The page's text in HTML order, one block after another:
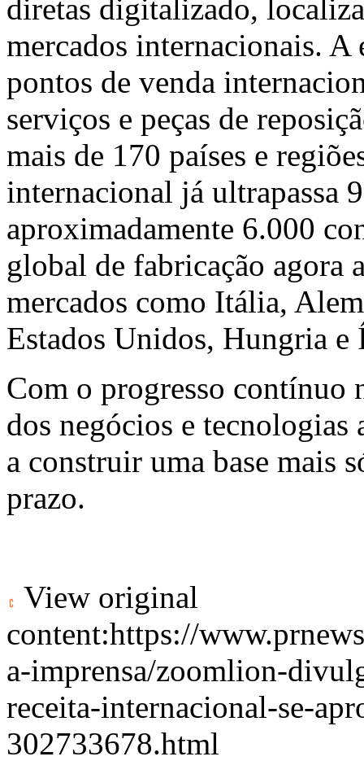
diretas digitalizado,
mercados internacionais. A
pontos de venda
serviços e peças de
mais de 170 países e
internacional já ultrapassa
aproximadamente 6.000
global de fabricação agora
mercados como Itália,
Estados Unidos, Hungria e
Com o progresso contínuo
dos negócios e
a construir uma base mais
prazo.
View original
content:https://
a-imprensa/zoomlion-
receita-internacional-se-
302733678.html